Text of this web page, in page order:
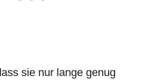
sie nur lange genug